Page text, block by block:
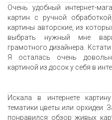
Очень удобный интернет-
картин с ручной
картины авторские, из
выбрать нужный мне
грамотного дизайнера.
Я осталась очень
картиной из досок у себя в
Искала в интернете
тематики цветы или орхидеи.
понравился обзор живых